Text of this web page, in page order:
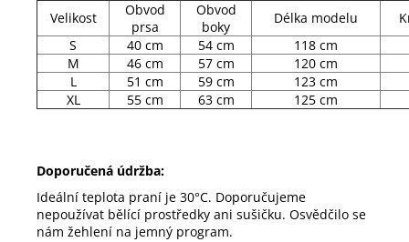
Velikost
Obvod
prsa
Obvod
boky
Délka modelu
S
40 cm 54 cm
118 cm
M
46 cm 57 cm
120 cm
L
51 cm 59 cm
123 cm
XL
55 cm 63 cm 125 cm
Doporučená údržba:
Ideální teplota praní je 30°C. Doporučujeme
nepoužívat bělící prostředky ani sušičku. Osvědčilo se
nám žehlení na jemný program.